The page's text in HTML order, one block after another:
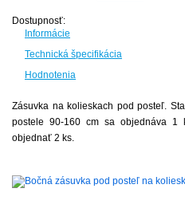
Dostupnosť:
Informácie
Technická špecifikácia
Hodnotenia
Zásuvka na kolieskach pod posteľ.
postele 90-160 cm sa objednáva
objednať 2 ks.